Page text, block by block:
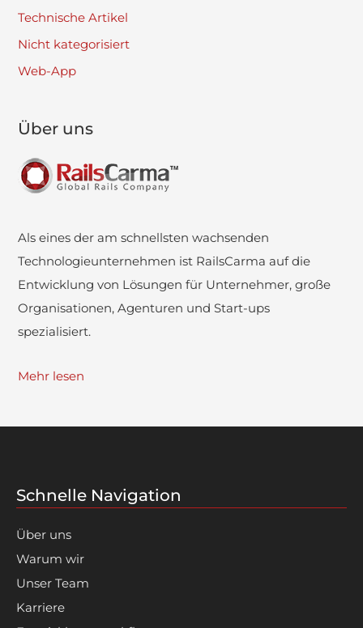
Technische Artikel
Nicht kategorisiert
Web-App
Über uns
Als eines der am schnellsten wachsenden
Technologieunternehmen ist RailsCarma auf die
Entwicklung von Lösungen für Unternehmer, große
Organisationen, Agenturen und Start-ups
spezialisiert.
Mehr lesen
Schnelle Navigation
Über uns
Warum wir
Unser Team
Karriere